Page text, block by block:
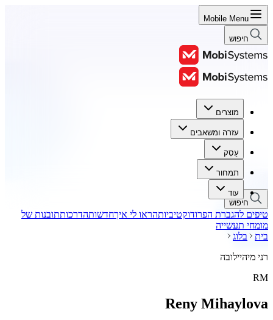
Mobile Menu
חיפוש
מוצרים
עזרה ומשאבים
עֵסֶק
תמחור
עוד
מוצרים
עזרה ומשאבים
עֵסֶק
תמחור
חיפוש
טיפים להגברת הפרודוקטיביותהראו לי איךחדשותהדרכותתובנות של
מומחי תעשייה
בית
בלוג
רני מיהיילובה
RM
Reny Mihaylova